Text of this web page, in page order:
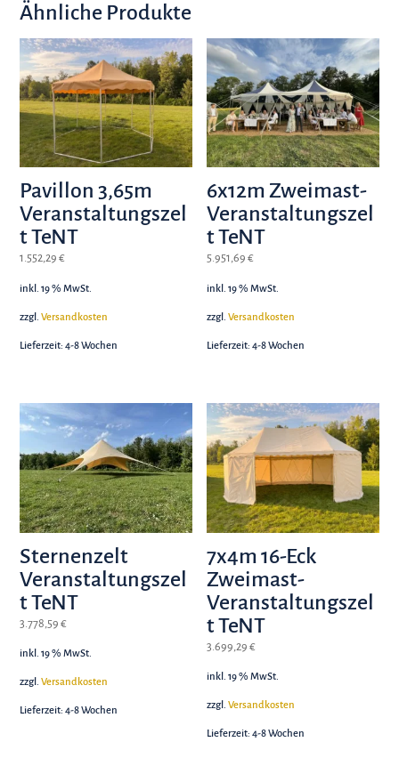
Ähnliche Produkte
Pavillon 3,65m
Veranstaltungszel
t TeNT
1.552,29€
inkl. 19 % MwSt.
zzgl.Versandkosten
Lieferzeit:4-8 Wochen
6x12m Zweimast-
Veranstaltungszel
t TeNT
5.951,69€
inkl. 19 % MwSt.
zzgl.Versandkosten
Lieferzeit:4-8 Wochen
Sternenzelt
Veranstaltungszel
t TeNT
3.778,59€
inkl. 19 % MwSt.
zzgl.Versandkosten
Lieferzeit:4-8 Wochen
7x4m 16-Eck
Zweimast-
Veranstaltungszel
t TeNT
3.699,29€
inkl. 19 % MwSt.
zzgl.Versandkosten
Lieferzeit:4-8 Wochen